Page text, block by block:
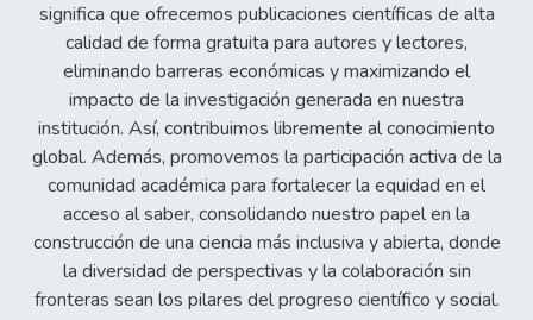
significa que ofrecemos publicaciones científicas de alta
calidad de forma gratuita para autores y lectores,
eliminando barreras económicas y maximizando el
impacto de la investigación generada en nuestra
institución. Así, contribuimos libremente al conocimiento
global. Además, promovemos la participación activa de la
comunidad académica para fortalecer la equidad en el
acceso al saber, consolidando nuestro papel en la
construcción de una ciencia más inclusiva y abierta, donde
la diversidad de perspectivas y la colaboración sin
fronteras sean los pilares del progreso científico y social.